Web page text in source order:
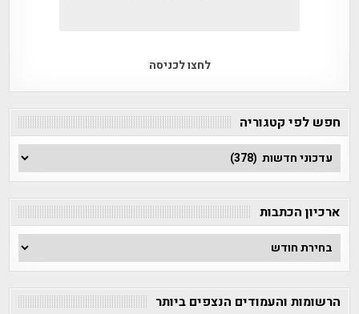
לחצו לכניסה
חפש לפי קטגוריה
חפש
לפי
קטגוריה
ארכיון הכתבות
ארכיון
הכתבות
הרשומות והעמודים הנצפים ביותר